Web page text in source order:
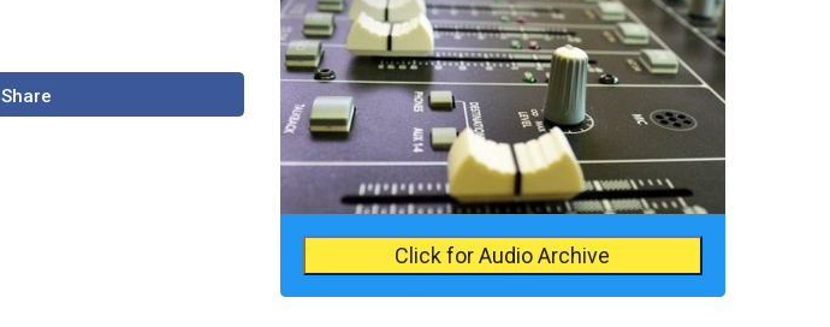
Share
Click for Audio Archive